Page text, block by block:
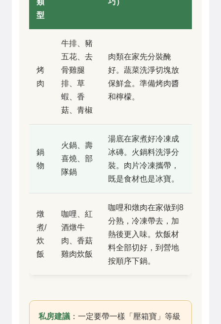
類
型
巧）
烤
肉
牛排、豬
五花、去
骨雞腿
排、草
蝦、香
菇、青椒
肉類在家先分裝醃
好。蔬菜洗淨切塊放
保鮮盒。準備烤肉醬
和檸檬。
鍋
物
火鍋、壽
喜燒、部
隊鍋
湯底在家煮好冷凍成
冰磚。火鍋料洗淨分
裝。肉片冷凍攜帶，
既是食材也是冰寶。
燉
煮/
炊
飯
咖哩、紅
酒燉牛
肉、香菇
雞肉炊飯
咖哩和燉肉在家做到8
分熟，冷凍帶去，加
熱後更入味。炊飯材
料全部切好，到營地
按順序下鍋。
私房建議 ：一定要帶一樣「壓箱寶」等級